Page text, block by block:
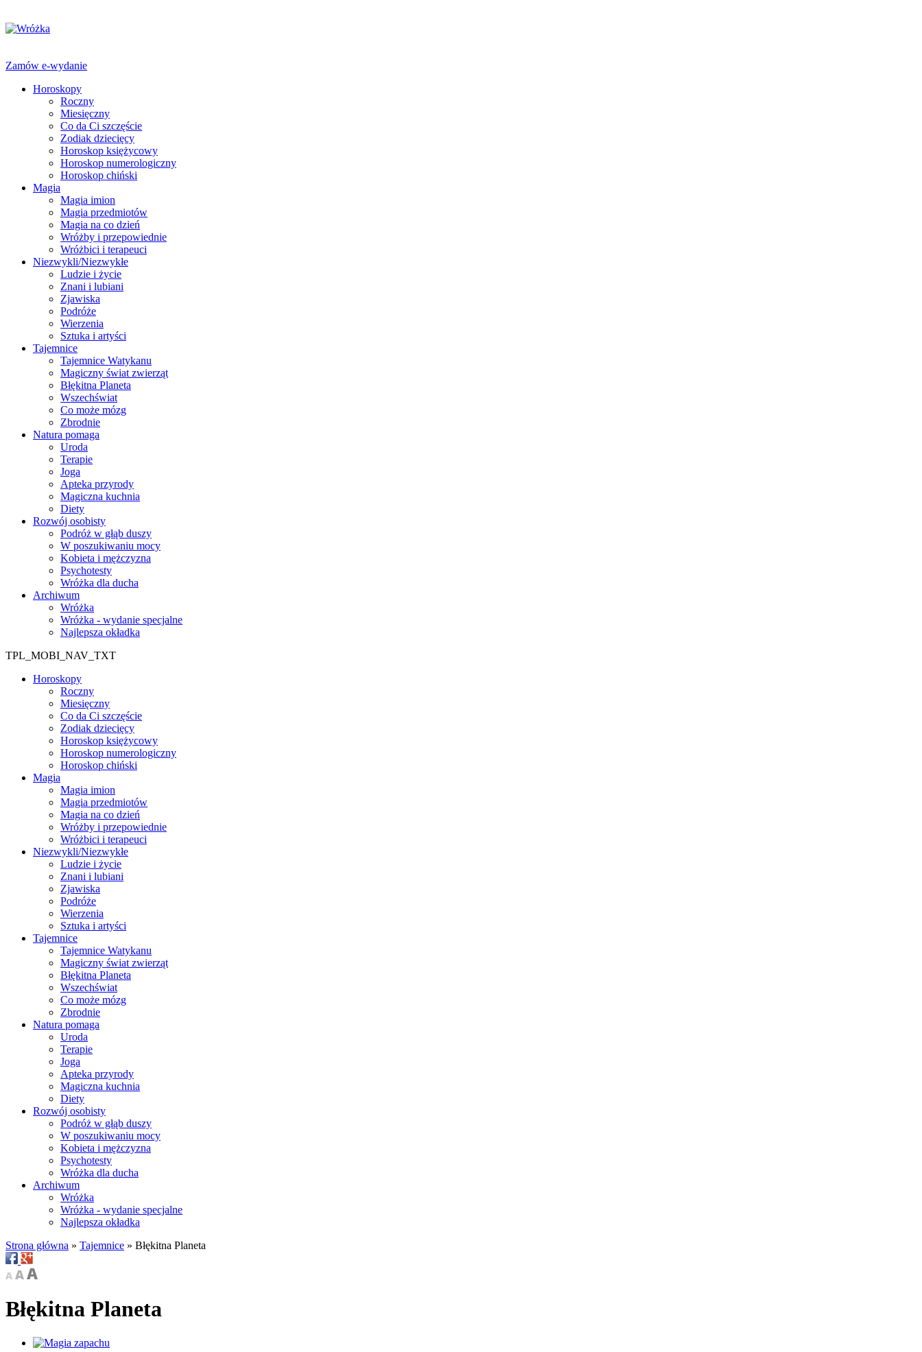
Zamów e-wydanie
Horoskopy
Roczny
Miesięczny
Co da Ci szczęście
Zodiak dziecięcy
Horoskop księżycowy
Horoskop numerologiczny
Horoskop chiński
Magia
Magia imion
Magia przedmiotów
Magia na co dzień
Wróżby i przepowiednie
Wróżbici i terapeuci
Niezwykli/Niezwykłe
Ludzie i życie
Znani i lubiani
Zjawiska
Podróże
Wierzenia
Sztuka i artyści
Tajemnice
Tajemnice Watykanu
Magiczny świat zwierząt
Błękitna Planeta
Wszechświat
Co może mózg
Zbrodnie
Natura pomaga
Uroda
Terapie
Joga
Apteka przyrody
Magiczna kuchnia
Diety
Rozwój osobisty
Podróż w głąb duszy
W poszukiwaniu mocy
Kobieta i mężczyzna
Psychotesty
Wróżka dla ducha
Archiwum
Wróżka
Wróżka - wydanie specjalne
Najlepsza okładka
TPL_MOBI_NAV_TXT
Horoskopy
Roczny
Miesięczny
Co da Ci szczęście
Zodiak dziecięcy
Horoskop księżycowy
Horoskop numerologiczny
Horoskop chiński
Magia
Magia imion
Magia przedmiotów
Magia na co dzień
Wróżby i przepowiednie
Wróżbici i terapeuci
Niezwykli/Niezwykłe
Ludzie i życie
Znani i lubiani
Zjawiska
Podróże
Wierzenia
Sztuka i artyści
Tajemnice
Tajemnice Watykanu
Magiczny świat zwierząt
Błękitna Planeta
Wszechświat
Co może mózg
Zbrodnie
Natura pomaga
Uroda
Terapie
Joga
Apteka przyrody
Magiczna kuchnia
Diety
Rozwój osobisty
Podróż w głąb duszy
W poszukiwaniu mocy
Kobieta i mężczyzna
Psychotesty
Wróżka dla ducha
Archiwum
Wróżka
Wróżka - wydanie specjalne
Najlepsza okładka
Strona główna » Tajemnice » Błękitna Planeta
Błękitna Planeta